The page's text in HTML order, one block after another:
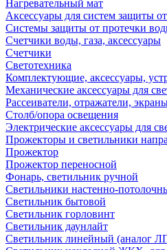
Нагревательный мат
Аксессуары для систем защиты
Системы защиты от протечки
Счетчики воды, газа, аксессуары
Счетчики
Светотехника
Комплектующие, аксессуары,
Механические аксессуары для
Рассеиватели, отражатели,
Столб/опора освещения
Электрические аксессуары для
Прожекторы и светильники
Прожектор
Прожектор переносной
Фонарь, светильник ручной
Светильники настенно-
Светильник бытовой
Светильник горловинт
Светильник даунлайт
Светильник линейный (аналог